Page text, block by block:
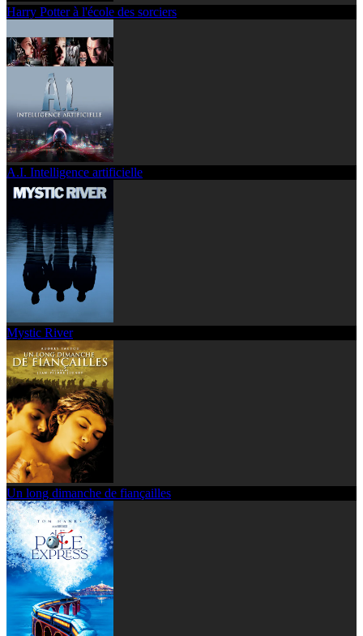
Harry Potter à l'école des sorciers
A.I. Intelligence artificielle
Mystic River
Un long dimanche de fiançailles